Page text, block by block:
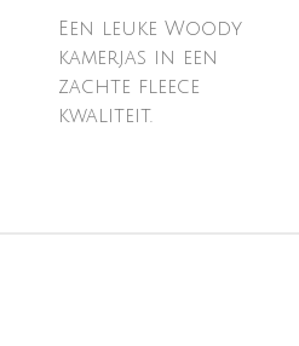
Een leuke Woody
kamerjas in een
zachte fleece
kwaliteit.